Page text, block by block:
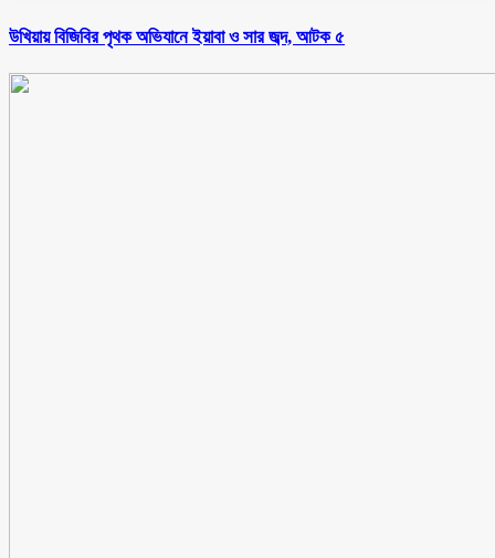
উখিয়ায় বিজিবির পৃথক অভিযানে ইয়াবা ও সার জব্দ, আটক ৫